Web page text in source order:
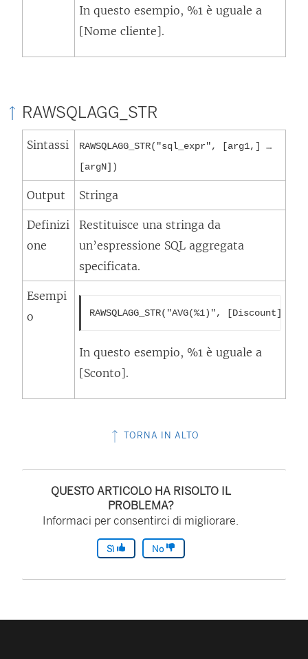
In questo esempio, %1 è uguale a
[Nome cliente].
RAWSQLAGG_STR
Sintassi
RAWSQLAGG_STR("sql_expr", [arg1,] …
[argN])
Output Stringa
Definizi
one
Restituisce una stringa da
un’espressione SQL aggregata
specificata.
Esempi
o
RAWSQLAGG_STR("AVG(%1)", [Discount])
In questo esempio, %1 è uguale a
[Sconto].
TORNA IN ALTO
QUESTO ARTICOLO HA RISOLTO IL
PROBLEMA?
Informaci per consentirci di migliorare.
Sì No